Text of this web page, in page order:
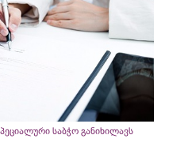
საბჭო განიხილავს